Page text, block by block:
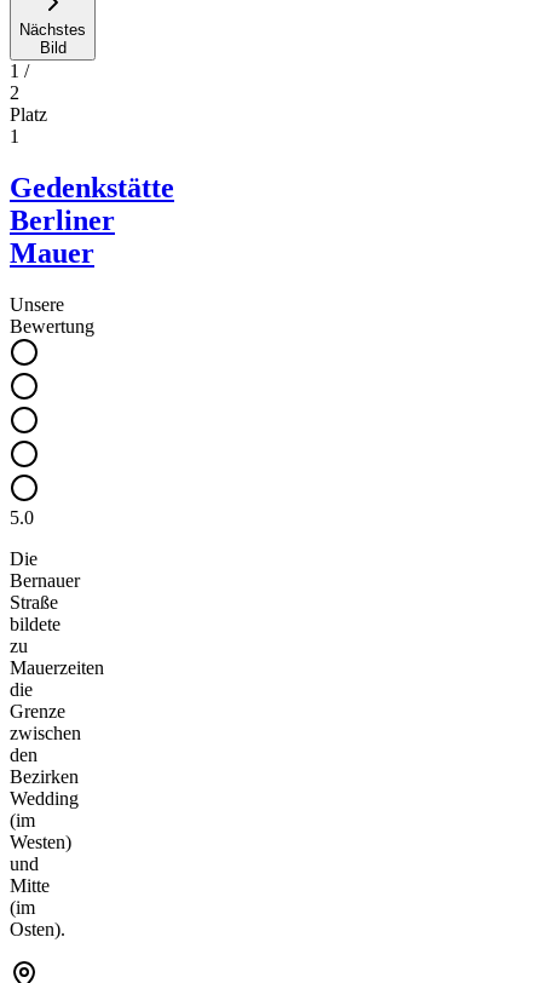
Nächstes
Bild
1 /
2
Platz
1
Gedenkstätte
Berliner
Mauer
Unsere
Bewertung
5.0
Die
Bernauer
Straße
bildete
zu
Mauerzeiten
die
Grenze
zwischen
den
Bezirken
Wedding
(im
Westen)
und
Mitte
(im
Osten).